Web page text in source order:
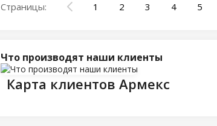
Страницы: 1 2 3 4 5
Что производят наши клиенты
Карта клиентов Армекс